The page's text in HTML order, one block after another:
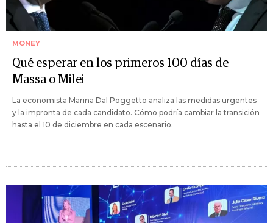
MONEY
Qué esperar en los primeros 100 días de
Massa o Milei
La economista Marina Dal Poggetto analiza las medidas urgentes
y la impronta de cada candidato. Cómo podría cambiar la transición
hasta el 10 de diciembre en cada escenario.